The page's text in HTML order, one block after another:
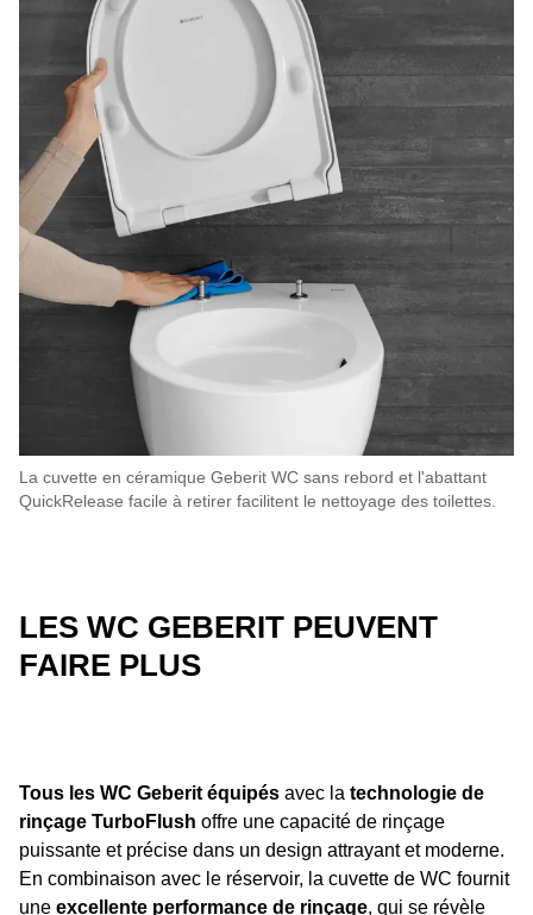
La cuvette en céramique Geberit WC sans rebord et l'abattant
QuickRelease facile à retirer facilitent le nettoyage des toilettes.
LES WC GEBERIT PEUVENT
FAIRE PLUS
Tous les WC Geberit équipés avec la technologie de
rinçage TurboFlush offre une capacité de rinçage
puissante et précise dans un design attrayant et moderne.
En combinaison avec le réservoir, la cuvette de WC fournit
une excellente performance de rinçage, qui se révèle